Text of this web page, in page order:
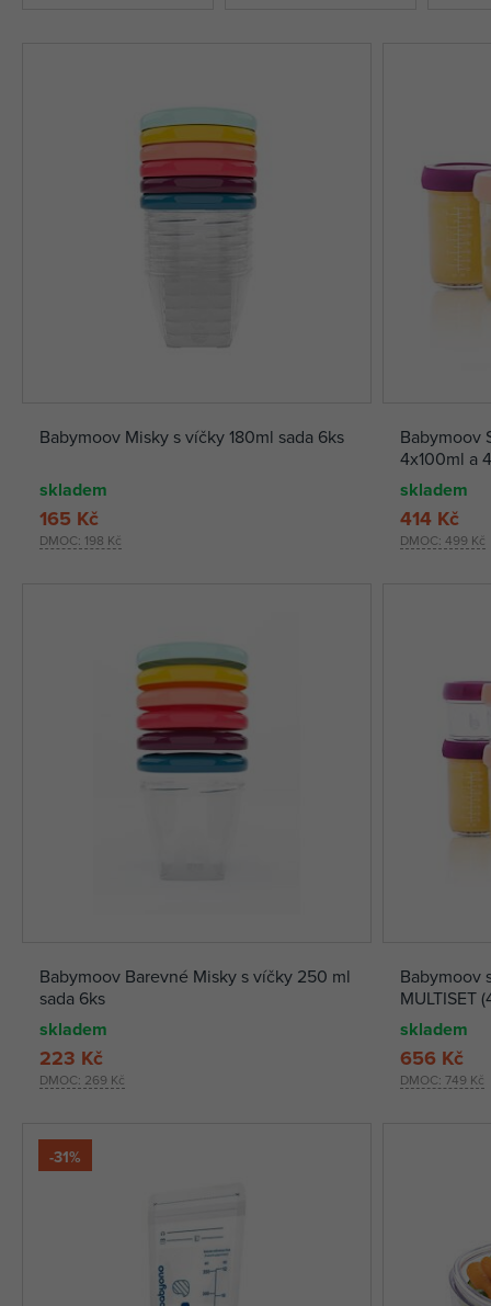
Babymoov Misky s víčky 180ml sada 6ks
skladem
DMOC: 198 Kč
165 Kč
Babymoov
4x100ml a
skladem
DMOC: 499 Kč
414 Kč
Babymoov Barevné Misky s víčky 250 ml
sada 6ks
skladem
DMOC: 269 Kč
223 Kč
Babymoov
MULTISET
skladem
DMOC: 749 Kč
656 Kč
-31%